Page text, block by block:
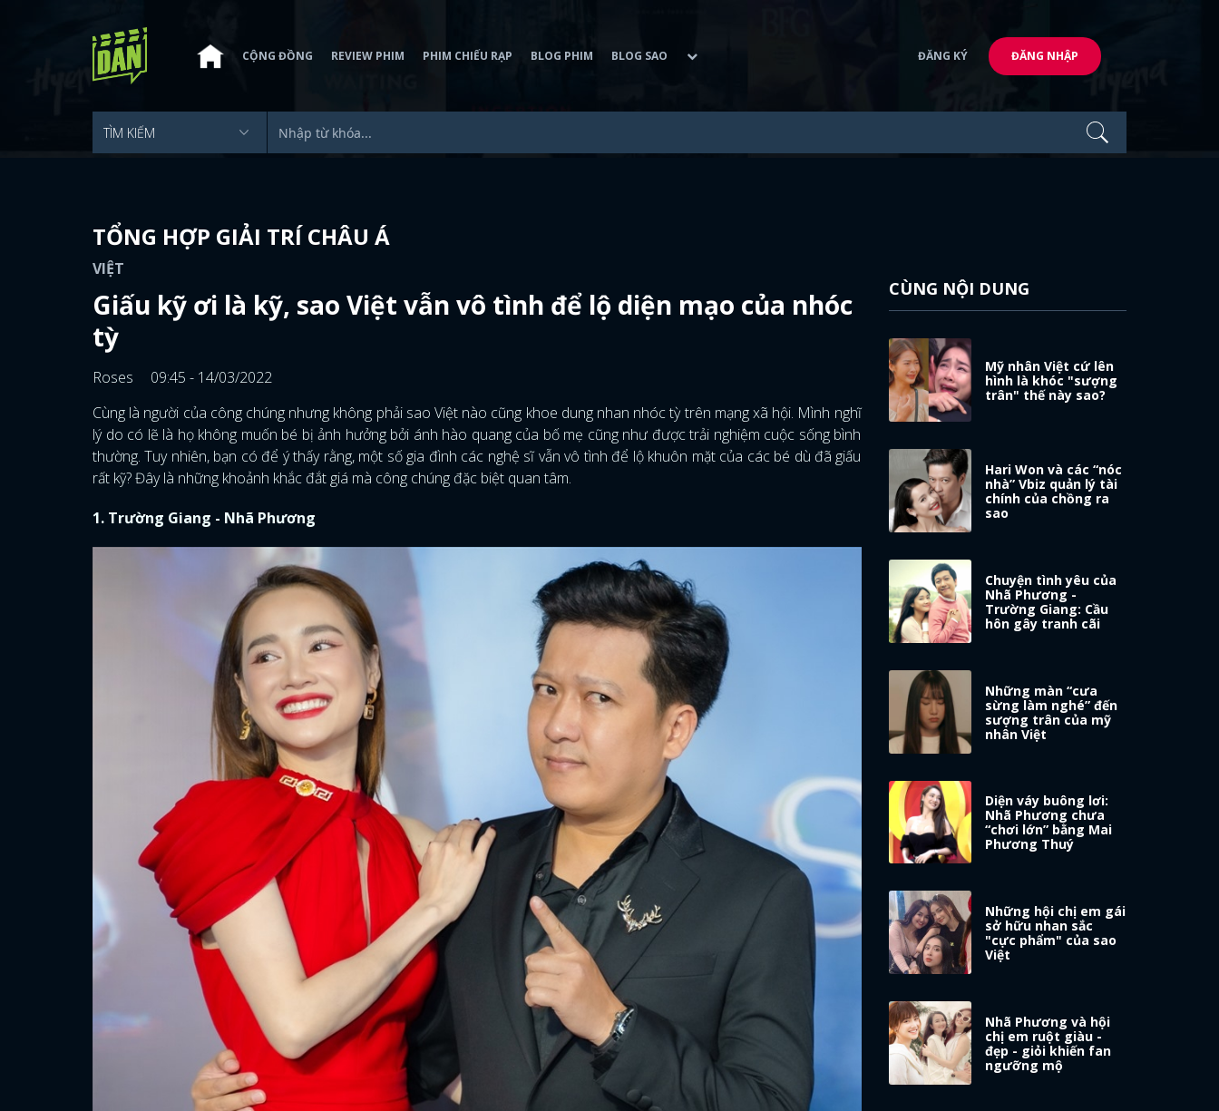
CỘNG ĐỒNG REVIEW PHIM PHIM CHIẾU RẠP BLOG PHIM BLOG SAO ĐĂNG KÝ ĐĂNG NHẬP
TỔNG HỢP GIẢI TRÍ CHÂU Á
VIỆT
Giấu kỹ ơi là kỹ, sao Việt vẫn vô tình để lộ diện mạo của nhóc
tỳ
Roses
09:45 - 14/03/2022
Cùng là người của công chúng nhưng không phải sao Việt nào cũng khoe dung nhan nhóc tỳ trên mạng xã hội. Mình nghĩ
lý do có lẽ là họ không muốn bé bị ảnh hưởng bởi ánh hào quang của bố mẹ cũng như được trải nghiệm cuộc sống bình
thường. Tuy nhiên, bạn có để ý thấy rằng, một số gia đình các nghệ sĩ vẫn vô tình để lộ khuôn mặt của các bé dù đã giấu
rất kỹ? Đây là những khoảnh khắc đắt giá mà công chúng đặc biệt quan tâm.
1. Trường Giang - Nhã Phương
CÙNG NỘI DUNG
Mỹ nhân Việt cứ lên
hình là khóc "sượng
trân" thế này sao?
Hari Won và các “nóc
nhà” Vbiz quản lý tài
chính của chồng ra
sao
Chuyện tình yêu của
Nhã Phương -
Trường Giang: Cầu
hôn gây tranh cãi
Những màn “cưa
sừng làm nghé” đến
sượng trân của mỹ
nhân Việt
Diện váy buông lơi:
Nhã Phương chưa
“chơi lớn” bằng Mai
Phương Thuý
Những hội chị em gái
sở hữu nhan sắc
"cực phẩm" của sao
Việt
Nhã Phương và hội
chị em ruột giàu -
đẹp - giỏi khiến fan
ngưỡng mộ